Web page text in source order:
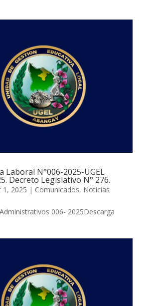
Laboral N°006-2025-UGEL
Decreto Legislativo N° 276.
1, 2025 | Comunicados, Noticias
006- 2025Descarga